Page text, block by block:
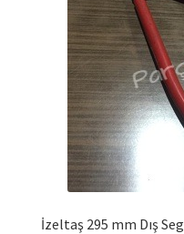
İzeltaş 295 mm Dış